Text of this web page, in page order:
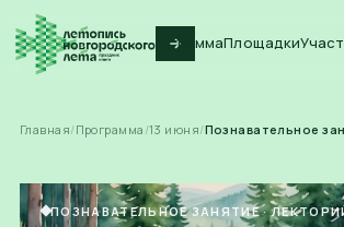
ПрограммаПлощадки
Главная/Программа /13 июня/Познавательное
ПОЗНАВАТЕЛЬНОЕ ЗАНЯТИЕ·